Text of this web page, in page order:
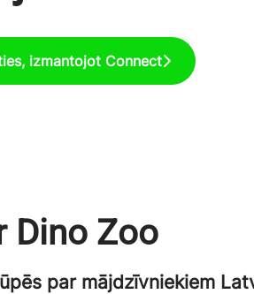
izmantojot Connect
Dino Zoo
par mājdzīvniekiem